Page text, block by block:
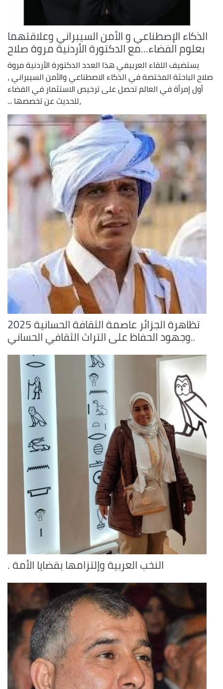
الذكاء الإصطناعي و الأمن السيبراني وعلاقتهما
بعلوم الفضاء...مع الدكتورة الأردنية مروة صلاح
يستضيف اللقاء العربيفي هذا العدد الدكتورة الأردنية مروة
صلاح الباحثة المختصة في الذكاء الاصطناعي والأمن السيبراني ،
أول إمرأة في العالم تحصل على ترخيص الاستثمار في الفضاء
،للحديث عن تخصصها ...
تظاهرة الجزائر عاصمة الثقافة الحسانية 2025
..وجهود الحفاظ على التراث الثقافي الحساني
النخب العربية وإلتزامها بقضايا الأمة .